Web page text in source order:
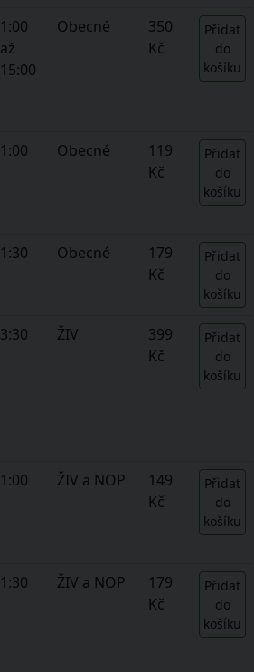
1:00
až
15:00
Obecné
350
Kč
Přidat
do
košíku
1:00 Obecné
119
Kč
Přidat
do
košíku
1:30 Obecné
179
Kč
Přidat
do
košíku
3:30 ŽIV
399
Kč
Přidat
do
košíku
1:00 ŽIV a NOP
149
Kč
Přidat
do
košíku
1:30 ŽIV a NOP
179
Kč
Přidat
do
košíku